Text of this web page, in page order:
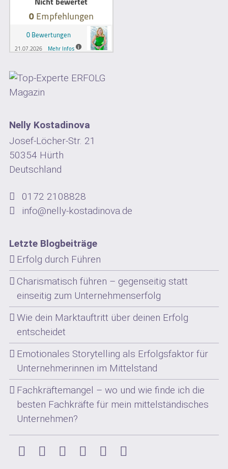
Nelly Kostadinova
Josef-Löcher-Str. 21
50354 Hürth
Deutschland
0172 2108828
info@nelly-kostadinova.de
Letzte Blogbeiträge
Erfolg durch Führen
Charismatisch führen – gegenseitig statt
einseitig zum Unternehmenserfolg
Wie dein Marktauftritt über deinen Erfolg
entscheidet
Emotionales Storytelling als Erfolgsfaktor für
Unternehmerinnen im Mittelstand
Fachkräftemangel – wo und wie finde ich die
besten Fachkräfte für mein mittelständisches
Unternehmen?
Instagram
Facebook
Xing LinkedInYouTube